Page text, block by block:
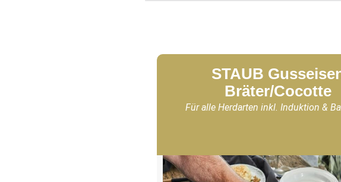
STAUB
Bräter/Cocotte
Für alle Herdarten inkl. Induktion &